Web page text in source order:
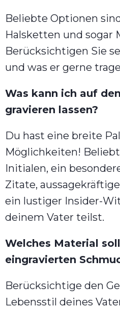
Beliebte Optionen
Halsketten und sogar
Berücksichtigen Sie
und was er gerne
Was kann ich auf
gravieren lassen?
Du hast eine breite
Möglichkeiten!
Initialen, ein
Zitate,
ein lustiger Insider-
deinem Vater teilst.
Welches Material
eingravierten
Berücksichtige den
Lebensstil deines